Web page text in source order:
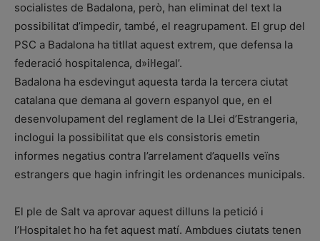
socialistes de Badalona, però, han eliminat del text la
possibilitat d’impedir, també, el reagrupament. El grup del
PSC a Badalona ha titllat aquest extrem, que defensa la
federació hospitalenca, d»il·legal’.
Badalona ha esdevingut aquesta tarda la tercera ciutat
catalana que demana al govern espanyol que, en el
desenvolupament del reglament de la Llei d’Estrangeria,
inclogui la possibilitat que els consistoris emetin
informes negatius contra l’arrelament d’aquells veïns
estrangers que hagin infringit les ordenances municipals.
El ple de Salt va aprovar aquest dilluns la petició i
l’Hospitalet ho ha fet aquest matí. Ambdues ciutats tenen